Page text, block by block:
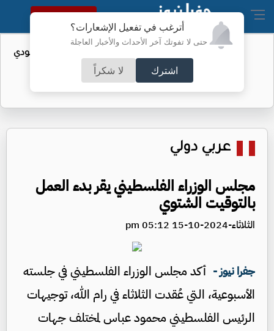
أترغب في تفعيل الإشعارات؟
حتى لا تفوتك آخر الأحداث والأخبار العاجلة
اشترك لا شكراً
النسخة الكاملة
واردات الولايات المتحدة من النفط السعودي
تهبط إلى الصفر
عربي دولي
مجلس الوزراء الفلسطيني يقر بدء العمل
بالتوقيت الشتوي
الثلاثاء-2024-10-15 05:12 pm
جفرا نيوز - أكد مجلس الوزراء الفلسطيني في جلسته
الأسبوعية، التي عُقدت الثلاثاء في رام الله، توجيهات
الرئيس الفلسطيني محمود عباس لمختلف جهات